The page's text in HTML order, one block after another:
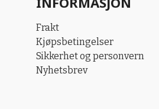
Frakt
Kjøpsbetingelser
Sikkerhet og personvern
Nyhetsbrev